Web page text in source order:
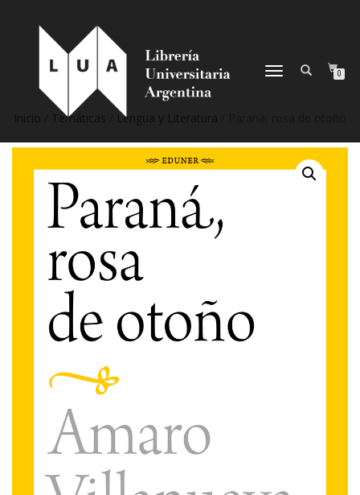
NAVEGACIÓN
0
Temáticas Lengua y Literatura